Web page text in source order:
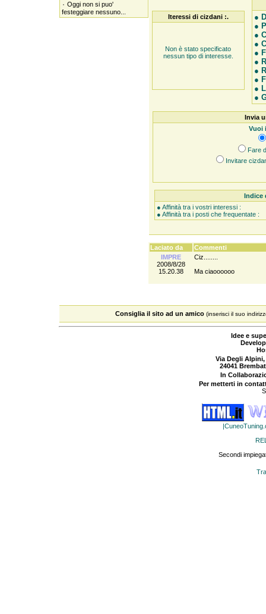
۰ Oggi non si puo'
festeggiare nessuno...
Iteressi di cizdani :.
Non è stato specificato
nessun tipo di interesse.
●
●
●
●
●
●
●
●
●
●
Invia
Vuoi
Fare
Invitare
Indice
● Affinità tra i vostri interessi :
● Affinità tra i posti che frequentate :
Laciato da
Commenti
IMPRE
2008/8/28
15.20.38
Ciz........
Ma ciaoooooo
Consiglia il sito ad un amico (inserisci il suo
Idee e
Via Degli Alpini,
24041
In
Per metterti in
Secondi